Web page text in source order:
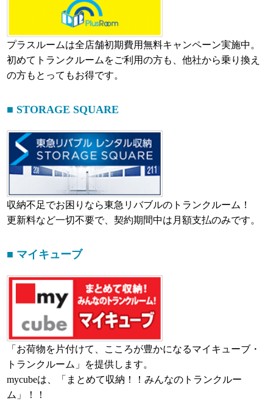
プラスルームは全店舗初期費用無料キャンペーン実施中。
初めてトランクルームをご利用の方も、他社から乗り換え
の方もとってもお得です。
■ STORAGE SQUARE
収納不足でお困りなら東急リバブルのトランクルーム！
更新料など一切不要で、契約期間中は月額支払のみです。
■ マイキューブ
「お荷物を片付けて、こころが豊かになるマイキューブ・
トランクルーム」を提供します。
mycubeは、「まとめて収納！！みんなのトランクルー
ム」！！